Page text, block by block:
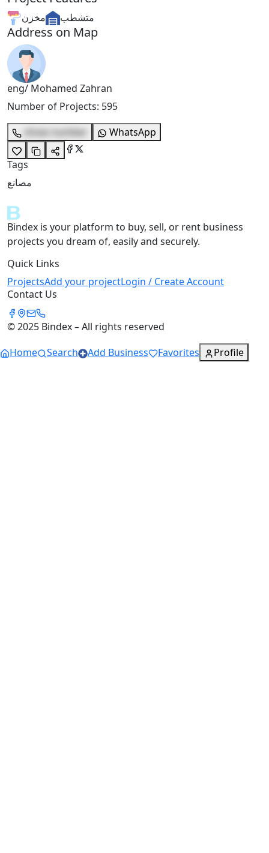
متشطب مخزن
Address on Map
eng/ Mohamed Zahran
Number of Projects: 595
show number
WhatsApp
Tags
مصانع
Bindex is your platform to buy, sell, or rent business
projects you dream of, easily and securely.
Quick Links
ProjectsAdd your projectLogin / Create Account
Contact Us
© 2025 Bindex – All rights reserved
Home
Search Add Business Favorites Profile